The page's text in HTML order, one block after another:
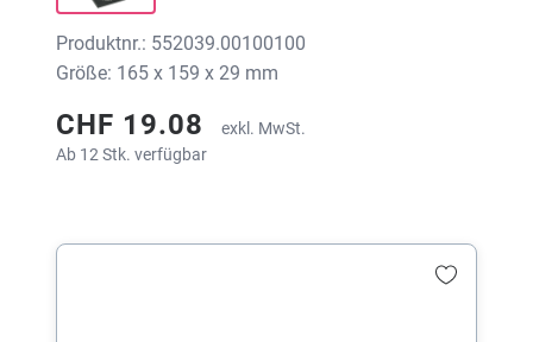
Produktnr.: 552039.00100100
Größe: 165 x 159 x 29 mm
CHF 19.08
exkl. MwSt.
Ab 12 Stk. verfügbar